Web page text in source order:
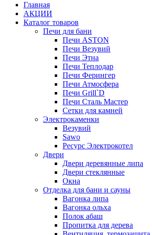
Главная
АКЦИИ
Каталог товаров
Печи для бани
Печи ASTON
Печи Везувий
Печи Этна
Печи Теплодар
Печи Ферингер
Печи Атмосфера
Печи Grill`D
Печи Сталь Мастер
Сетки для камней
Электрокаменки
Везувий
Sawo
Ресурс Электрокотел
Двери
Двери деревянные липа
Двери стеклянные
Окна
Отделка для бани и сауны
Вагонка липа
Вагонка ольха
Полок абаш
Пропитка для дерева